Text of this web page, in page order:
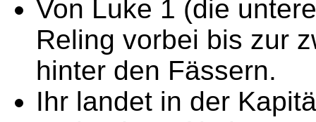
Von Luke 1 (die
Reling vorbei bis zur
hinter den Fässern.
Ihr landet in der